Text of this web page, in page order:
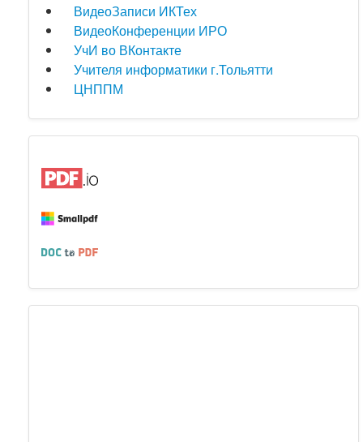
ВидеоЗаписи ИКТех
ВидеоКонференции ИРО
УчИ во ВКонтакте
Учителя информатики г.Тольятти
ЦНППМ